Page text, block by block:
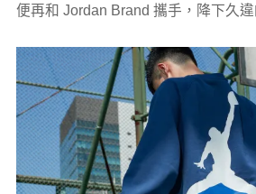
便再和 Jordan Brand 攜手，降下久違